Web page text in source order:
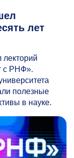
лет
с РНФ».
полезные
в науке.